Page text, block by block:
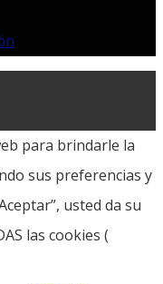
para brindarle la
sus preferencias y
usted da su
las cookies (